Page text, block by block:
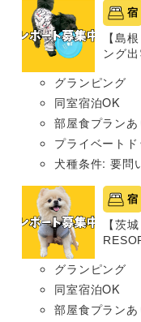
宿
【島
ング出
グランピング
同室宿泊OK
部屋食プランあ
プライベート
犬種条件: 要問
宿
【茨
グランピング
同室宿泊OK
部屋食プランあ